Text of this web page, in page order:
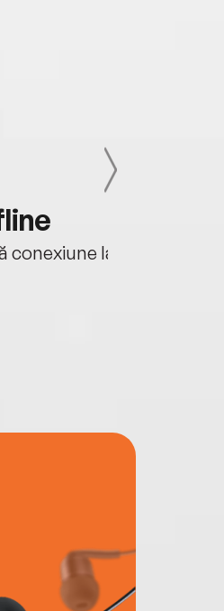
conexiune la